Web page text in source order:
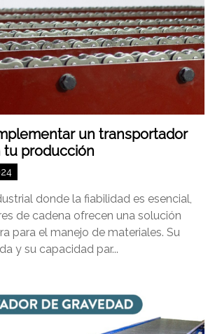
un transportador
tu producción
donde la fiabilidad es esencial,
de cadena ofrecen una solución
para el manejo de materiales. Su
y su capacidad par...